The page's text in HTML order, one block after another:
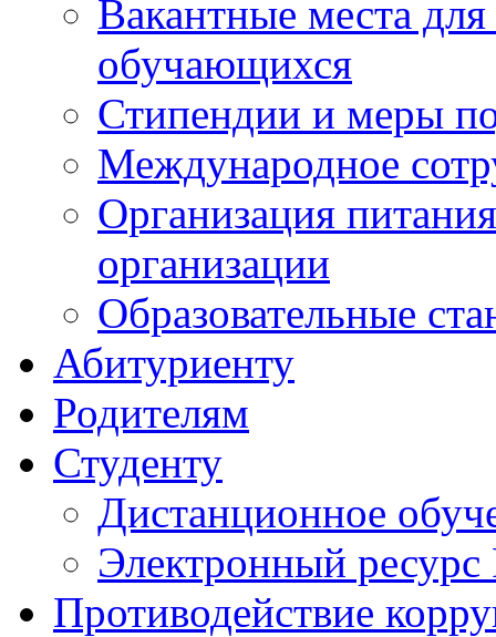
Вакантные места
обучающихся
Стипендии и меры
Международное
Организация
организации
Образовательные
Абитуриенту
Родителям
Студенту
Дистанционное
Электронный ресурс
Противодействие